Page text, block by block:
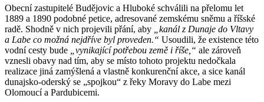
Obecní zastupitelé Budějovic a Hluboké schválili na přelomu let
1889 a 1890 podobné petice, adresované zemskému sněmu a říšské
radě. Shodně v nich projevili přání, aby „kanál z Dunaje do Vltavy
a Labe co možná nejdříve byl proveden.“ Usoudili, že existence této
vodní cesty bude
„vynikající potřebou země i říše,“ ale zároveň
vznesli obavy nad tím, aby se místo tohoto projektu nedočkala
realizace jiná zamýšlená a vlastně konkurenční akce, a sice kanál
dunajsko-oderský se „spojkou“ z řeky Moravy do Labe mezi
Olomoucí a Pardubicemi.